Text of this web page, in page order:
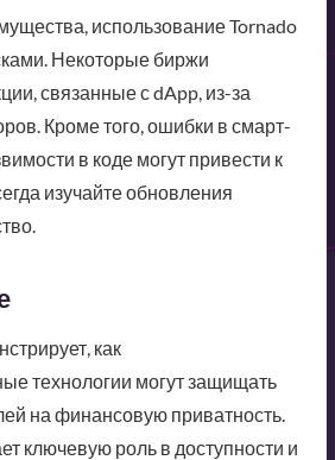
использование Tornado
Некоторые биржи
связанные с dApp, из-за
Кроме того, ошибки в смарт-
в коде могут привести к
изучайте обновления
как
технологии могут защищать
на финансовую приватность.
ключевую роль в доступности и